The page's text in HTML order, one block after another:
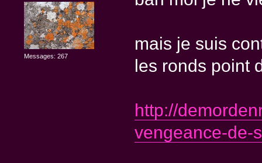
Messages: 267
mais je suis
les ronds point
http://
vengeance-de-